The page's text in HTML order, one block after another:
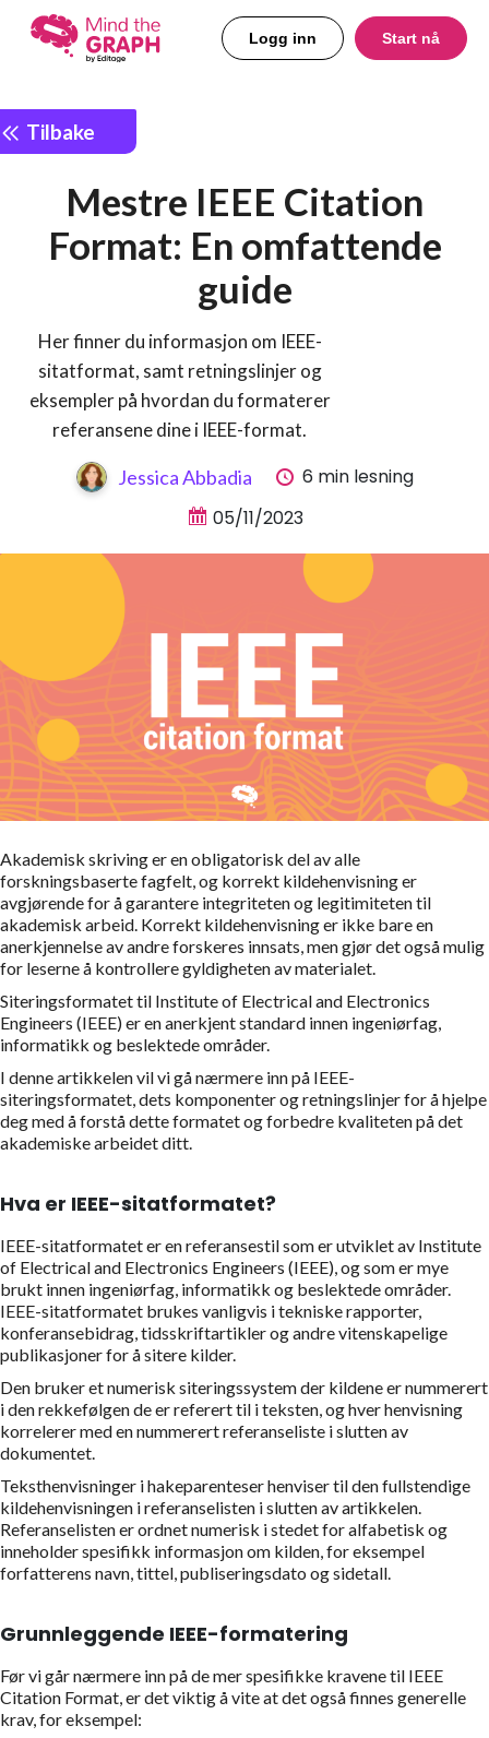
Logg inn Start nå
Tilbake
Mestre IEEE Citation
Format: En omfattende
guide
Her finner du informasjon om IEEE-
sitatformat, samt retningslinjer og
eksempler på hvordan du formaterer
referansene dine i IEEE-format.
Jessica Abbadia
6 min lesning
05/11/2023
Akademisk skriving er en obligatorisk del av alle
forskningsbaserte fagfelt, og korrekt kildehenvisning er
avgjørende for å garantere integriteten og legitimiteten til
akademisk arbeid. Korrekt kildehenvisning er ikke bare en
anerkjennelse av andre forskeres innsats, men gjør det også mulig
for leserne å kontrollere gyldigheten av materialet.
Siteringsformatet til Institute of Electrical and Electronics
Engineers (IEEE) er en anerkjent standard innen ingeniørfag,
informatikk og beslektede områder.
I denne artikkelen vil vi gå nærmere inn på IEEE-
siteringsformatet, dets komponenter og retningslinjer for å hjelpe
deg med å forstå dette formatet og forbedre kvaliteten på det
akademiske arbeidet ditt.
Hva er IEEE-sitatformatet?
IEEE-sitatformatet er en referansestil som er utviklet av Institute
of Electrical and Electronics Engineers (IEEE), og som er mye
brukt innen ingeniørfag, informatikk og beslektede områder.
IEEE-sitatformatet brukes vanligvis i tekniske rapporter,
konferansebidrag, tidsskriftartikler og andre vitenskapelige
publikasjoner for å sitere kilder.
Den bruker et numerisk siteringssystem der kildene er nummerert
i den rekkefølgen de er referert til i teksten, og hver henvisning
korrelerer med en nummerert referanseliste i slutten av
dokumentet.
Teksthenvisninger i hakeparenteser henviser til den fullstendige
kildehenvisningen i referanselisten i slutten av artikkelen.
Referanselisten er ordnet numerisk i stedet for alfabetisk og
inneholder spesifikk informasjon om kilden, for eksempel
forfatterens navn, tittel, publiseringsdato og sidetall.
Grunnleggende IEEE-formatering
Før vi går nærmere inn på de mer spesifikke kravene til IEEE
Citation Format, er det viktig å vite at det også finnes generelle
krav, for eksempel: